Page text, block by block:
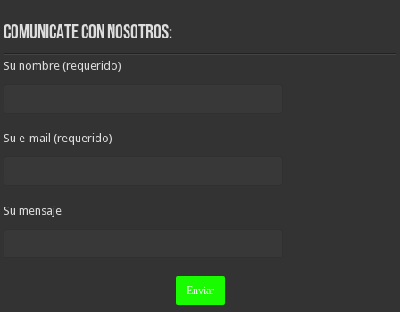
COMUNICATE CON NOSOTROS:
Su nombre (requerido)
Su e-mail (requerido)
Su mensaje